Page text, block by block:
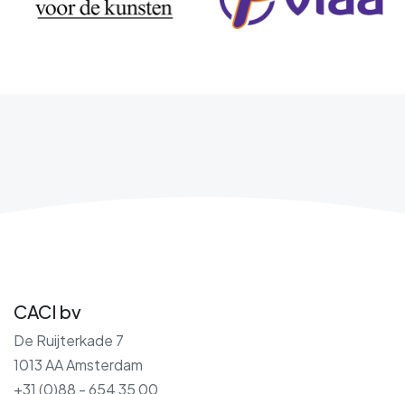
CACI bv
De Ruijterkade 7
1013 AA Amsterdam
+31 (0)88 - 654 35 00